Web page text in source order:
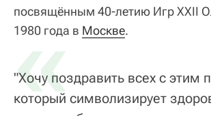
посвящённым 40-летию Игр XXII
1980 года в Москве.
«
"Хочу поздравить всех с этим
который символизирует